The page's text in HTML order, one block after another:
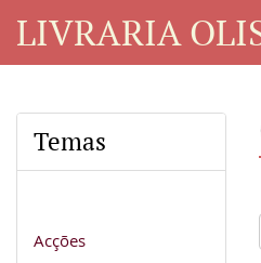
LIVRARIA
Temas
Acções